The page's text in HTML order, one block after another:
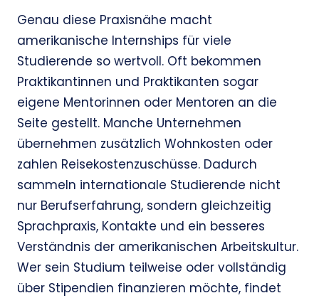
Genau diese Praxisnähe macht
amerikanische Internships für viele
Studierende so wertvoll. Oft bekommen
Praktikantinnen und Praktikanten sogar
eigene Mentorinnen oder Mentoren an die
Seite gestellt. Manche Unternehmen
übernehmen zusätzlich Wohnkosten oder
zahlen Reisekostenzuschüsse. Dadurch
sammeln internationale Studierende nicht
nur Berufserfahrung, sondern gleichzeitig
Sprachpraxis, Kontakte und ein besseres
Verständnis der amerikanischen Arbeitskultur.
Wer sein Studium teilweise oder vollständig
über Stipendien finanzieren möchte, findet